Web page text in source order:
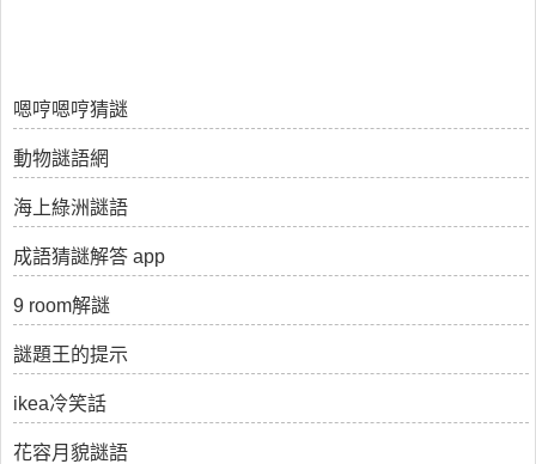
嗯哼嗯哼猜謎
動物謎語網
海上綠洲謎語
成語猜謎解答 app
9 room解謎
謎題王的提示
ikea冷笑話
花容月貌謎語